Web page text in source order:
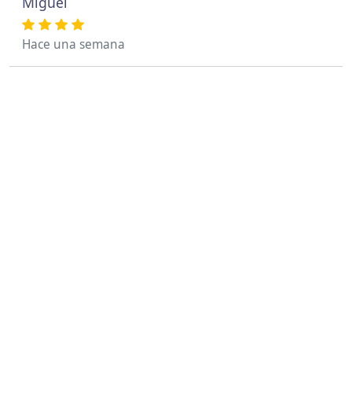
Hace una semana